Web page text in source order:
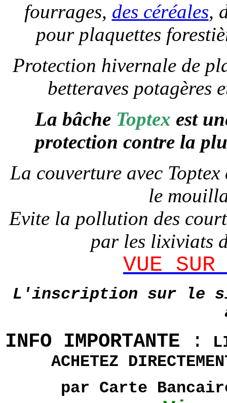
fourrages, des céréales,
pour plaquettes
Protection hivernale de
betteraves potagères
La bâche Toptex est
protection contre la
La couverture avec
le
Evite la pollution des
par les lixiviats
VUE SUR
L'inscription sur le
INFO IMPORTANTE :
ACHETEZ
par Carte